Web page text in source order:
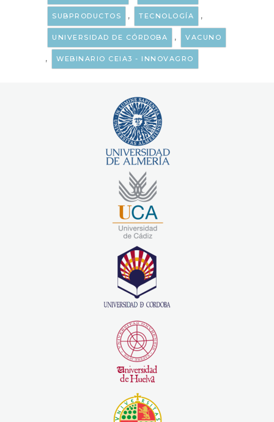
SUBPRODUCTOS , TECNOLOGÍA ,
UNIVERSIDAD DE CÓRDOBA , VACUNO
, WEBINARIO CEIA3 - INNOVAGRO